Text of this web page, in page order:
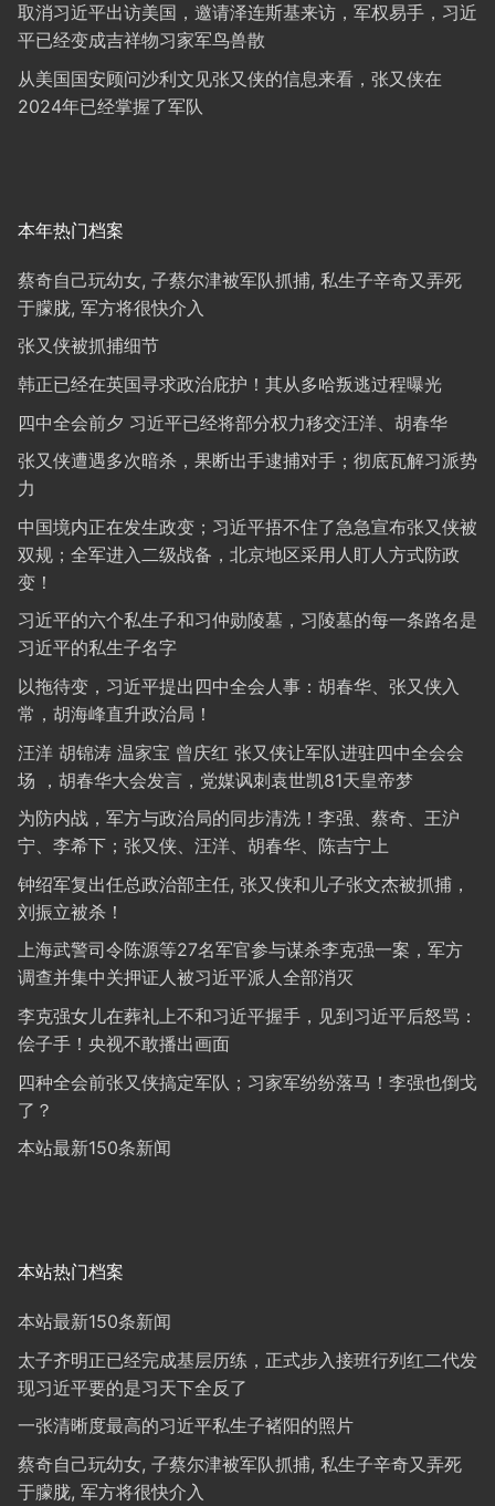
取消习近平出访美国，邀请泽连斯基来访，军权易手，习近
平已经变成吉祥物习家军鸟兽散
从美国国安顾问沙利文见张又侠的信息来看，张又侠在
2024年已经掌握了军队
本年热门档案
蔡奇自己玩幼女, 子蔡尔津被军队抓捕, 私生子辛奇又弄死
于朦胧, 军方将很快介入
张又侠被抓捕细节
韩正已经在英国寻求政治庇护！其从多哈叛逃过程曝光
四中全会前夕 习近平已经将部分权力移交汪洋、胡春华
张又侠遭遇多次暗杀，果断出手逮捕对手；彻底瓦解习派势
力
中国境内正在发生政变；习近平捂不住了急急宣布张又侠被
双规；全军进入二级战备，北京地区采用人盯人方式防政
变！
习近平的六个私生子和习仲勋陵墓，习陵墓的每一条路名是
习近平的私生子名字
以拖待变，习近平提出四中全会人事：胡春华、张又侠入
常，胡海峰直升政治局！
汪洋 胡锦涛 温家宝 曾庆红 张又侠让军队进驻四中全会会
场 ，胡春华大会发言，党媒讽刺袁世凯81天皇帝梦
为防内战，军方与政治局的同步清洗！李强、蔡奇、王沪
宁、李希下；张又侠、汪洋、胡春华、陈吉宁上
钟绍军复出任总政治部主任, 张又侠和儿子张文杰被抓捕，
刘振立被杀！
上海武警司令陈源等27名军官参与谋杀李克强一案，军方
调查并集中关押证人被习近平派人全部消灭
李克强女儿在葬礼上不和习近平握手，见到习近平后怒骂：
侩子手！央视不敢播出画面
四种全会前张又侠搞定军队；习家军纷纷落马！李强也倒戈
了？
本站最新150条新闻
本站热门档案
本站最新150条新闻
太子齐明正已经完成基层历练，正式步入接班行列红二代发
现习近平要的是习天下全反了
一张清晰度最高的习近平私生子褚阳的照片
蔡奇自己玩幼女, 子蔡尔津被军队抓捕, 私生子辛奇又弄死
于朦胧, 军方将很快介入